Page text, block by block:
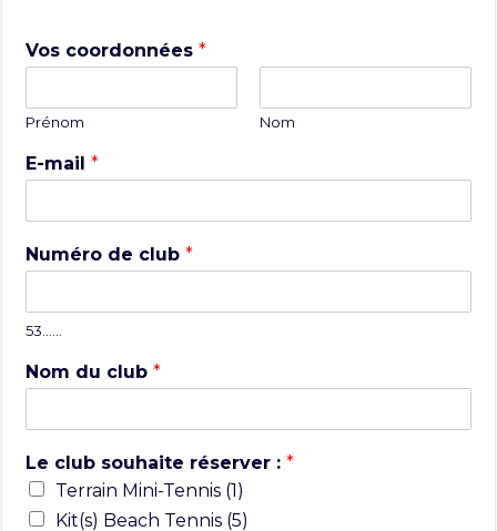
Vos coordonnées*
Prénom Nom
E-mail*
Numéro de club*
53……
Nom du club*
Le club souhaite réserver :*
Terrain Mini-Tennis (1)
Kit(s) Beach Tennis (5)